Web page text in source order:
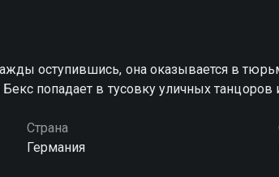
оступившись, она оказывается в
попадает в тусовку уличных
Страна
Германия